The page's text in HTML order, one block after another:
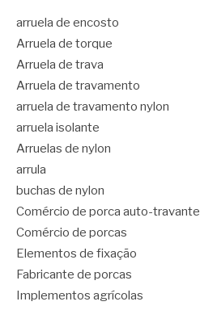
arruela de encosto
Arruela de torque
Arruela de trava
Arruela de travamento
arruela de travamento nylon
arruela isolante
Arruelas de nylon
arrula
buchas de nylon
Comércio de porca auto-travante
Comércio de porcas
Elementos de fixação
Fabricante de porcas
Implementos agrícolas